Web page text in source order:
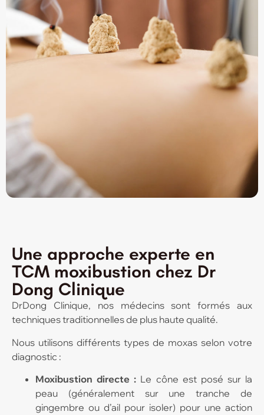
Une approche experte en
TCM moxibustion chez Dr
Dong Clinique
DrDong Clinique, nos médecins sont formés aux
techniques traditionnelles de plus haute qualité.
Nous utilisons différents types de moxas selon votre
diagnostic :
Moxibustion directe : Le cône est posé sur la
peau (généralement sur une tranche de
gingembre ou d’ail pour isoler) pour une action